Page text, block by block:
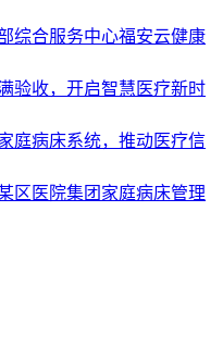
综合服务中心福安云健康
验收，开启智慧医疗新时
庭病床系统，推动医疗信
区医院集团家庭病床管理